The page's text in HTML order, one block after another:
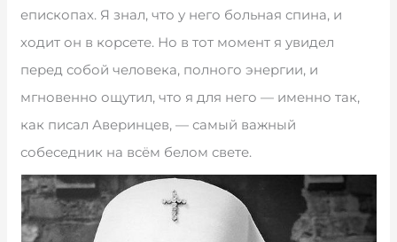
епископах. Я знал, что у него больная спина, и
ходит он в корсете. Но в тот момент я увидел
перед собой человека, полного энергии, и
мгновенно ощутил, что я для него — именно так,
как писал Аверинцев, — самый важный
собеседник на всём белом свете.